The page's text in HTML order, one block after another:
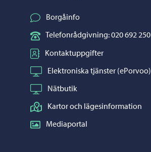
Borgåinfo
Telefonrådgivning: 020 692 250
Kontaktuppgifter
Elektroniska tjänster (ePorvoo)
Nätbutik
Kartor och lägesinformation
Mediaportal